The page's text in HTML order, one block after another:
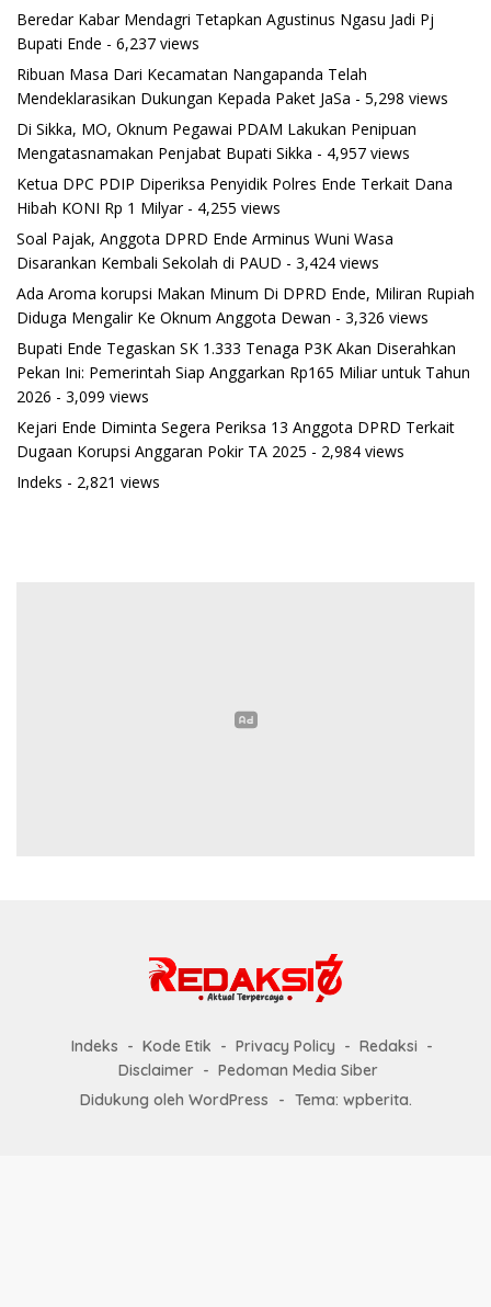
Beredar Kabar Mendagri Tetapkan Agustinus Ngasu Jadi Pj
Bupati Ende - 6,237 views
Ribuan Masa Dari Kecamatan Nangapanda Telah
Mendeklarasikan Dukungan Kepada Paket JaSa - 5,298 views
Di Sikka, MO, Oknum Pegawai PDAM Lakukan Penipuan
Mengatasnamakan Penjabat Bupati Sikka - 4,957 views
Ketua DPC PDIP Diperiksa Penyidik Polres Ende Terkait Dana
Hibah KONI Rp 1 Milyar- 4,255 views
Soal Pajak, Anggota DPRD Ende Arminus Wuni Wasa
Disarankan Kembali Sekolah di PAUD - 3,424 views
Ada Aroma korupsi Makan Minum Di DPRD Ende, Miliran Rupiah
Diduga Mengalir Ke Oknum Anggota Dewan - 3,326 views
Bupati Ende Tegaskan SK 1.333 Tenaga P3K Akan Diserahkan
Pekan Ini: Pemerintah Siap Anggarkan Rp165 Miliar untuk Tahun
2026 - 3,099 views
Kejari Ende Diminta Segera Periksa 13 Anggota DPRD Terkait
Dugaan Korupsi Anggaran Pokir TA 2025 - 2,984 views
Indeks - 2,821 views
Indeks Kode Etik Privacy Policy
Redaksi
Disclaimer
Pedoman Media Siber
Didukung oleh WordPress
- Tema: wpberita.